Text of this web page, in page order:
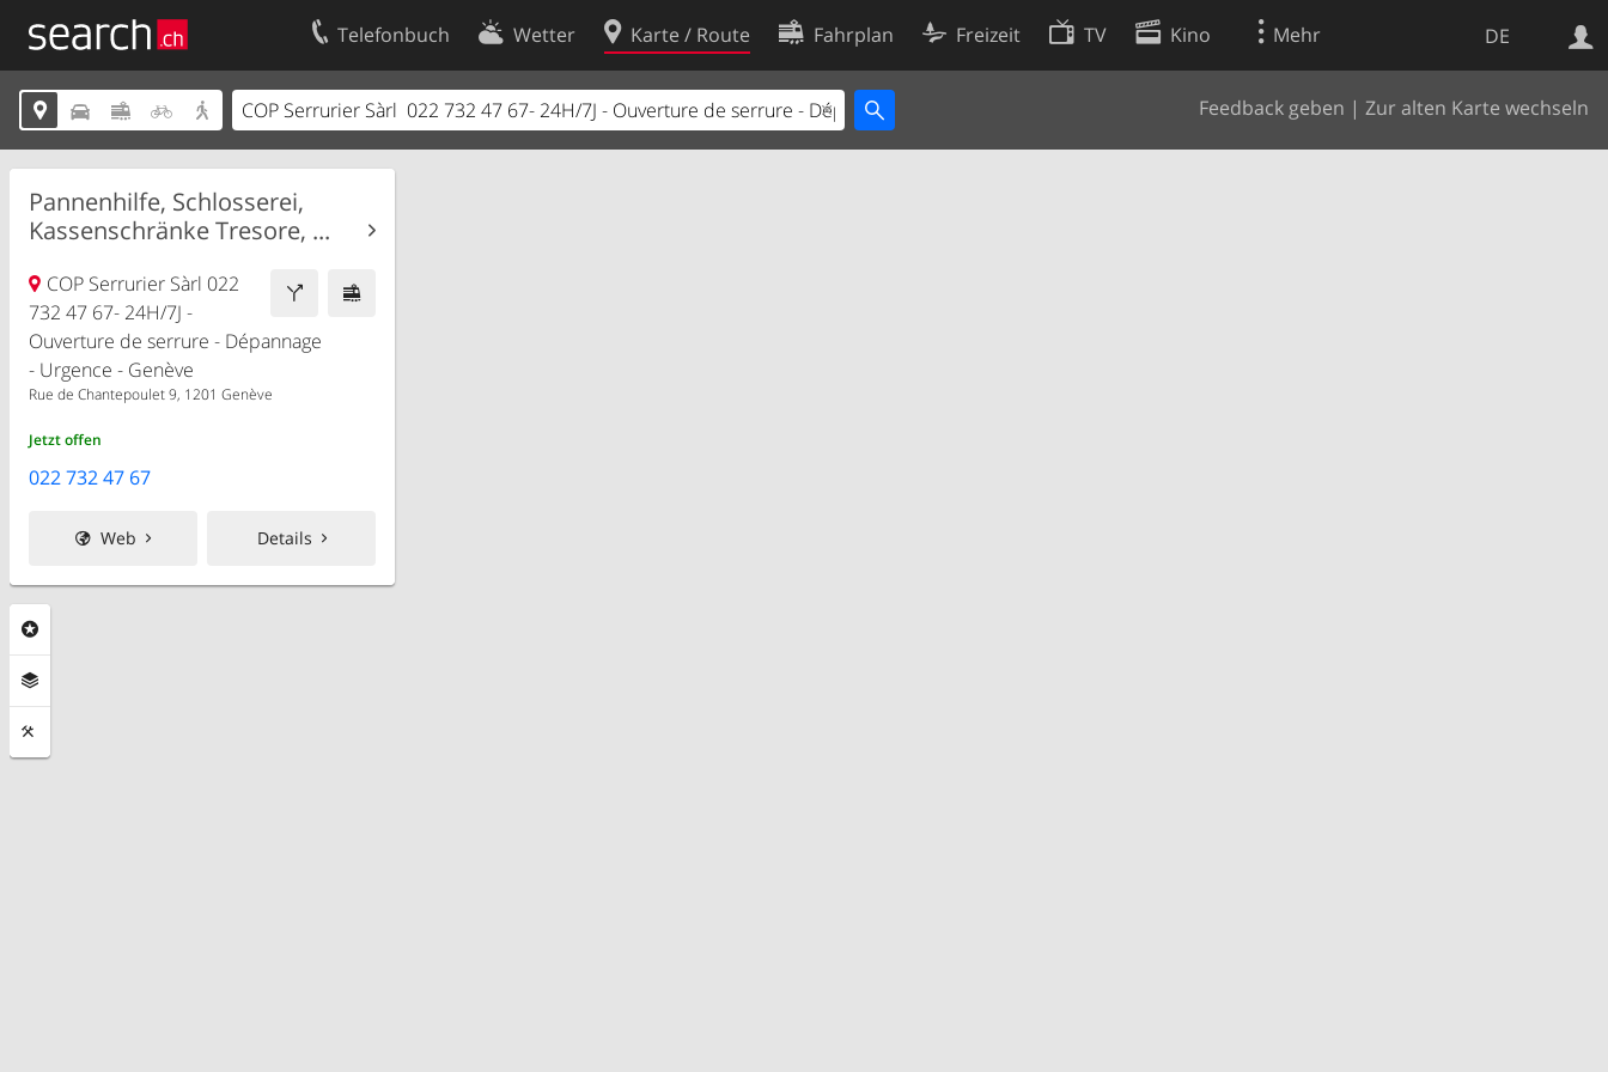
DE
Telefonbuch Wetter Karte / Route Fahrplan Freizeit TV Kino Mehr
     Feedback geben | Zur alten Karte wechseln
Pannenhilfe, Schlosserei,
Kassenschränke Tresore, ...
COP Serrurier Sàrl 022
732 47 67- 24H/7J -
Ouverture de serrure - Dépannage
- Urgence - Genève
Rue de Chantepoulet 9, 1201 Genève
Jetzt offen
022 732 47 67
Web Details
Websuche
Ihr Eintrag
Kundencenter Geschäftskunden
Impressum
Kontakt
Nutzungsbedingungen
Cookie-Richtlinie
Cookie-Einstellungen